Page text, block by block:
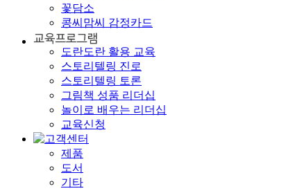
꽃담소
콩씨맘씨 감정카드
도란도란 활용 교육
스토리텔링 진로
스토리텔링 토론
그림책 성품 리더십
놀이로 배우는 리더십
교육신청
제품
도서
기타